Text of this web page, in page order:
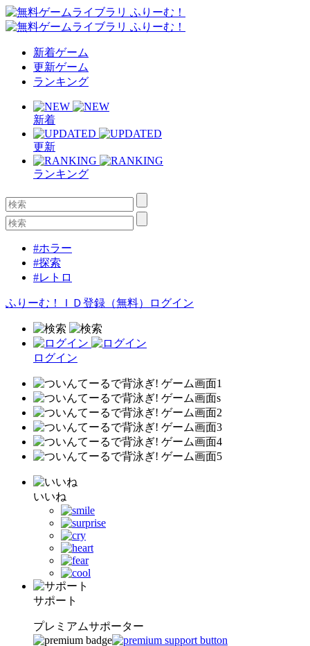
新着ゲーム
更新ゲーム
ランキング
新着
更新
ランキング
#ホラー
#探索
#レトロ
ふりーむ！ＩＤ登録（無料） ログイン
ログイン
いいね
サポート
プレミアムサポーター